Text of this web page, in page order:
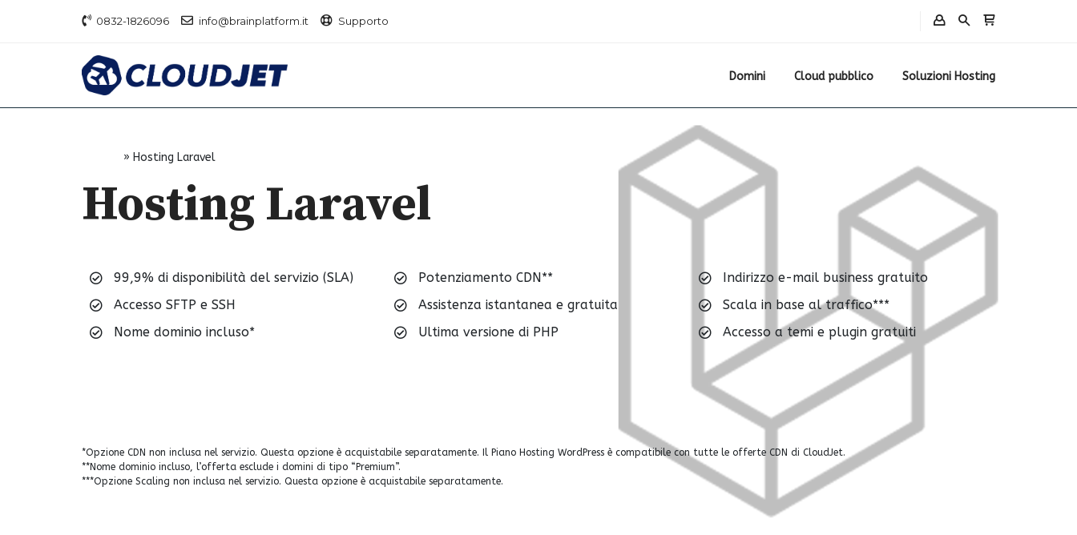
0832-1826096 info@brainplatform.it Supporto
Domini Cloud pubblico Soluzioni Hosting
» Hosting Laravel
Hosting Laravel
99,9% di disponibilità del servizio (SLA)
Accesso SFTP e SSH
Nome dominio incluso*
Potenziamento CDN**
Assistenza istantanea e gratuita
Ultima versione di PHP
Indirizzo e-mail business gratuito
Scala in base al traffico***
Accesso a temi e plugin gratuiti
*Opzione CDN non inclusa nel servizio. Questa opzione è acquistabile separatamente. Il Piano Hosting WordPress è compatibile con tutte le offerte CDN di CloudJet.
**Nome dominio incluso, l’offerta esclude i domini di tipo “Premium”.
***Opzione Scaling non inclusa nel servizio. Questa opzione è acquistabile separatamente.